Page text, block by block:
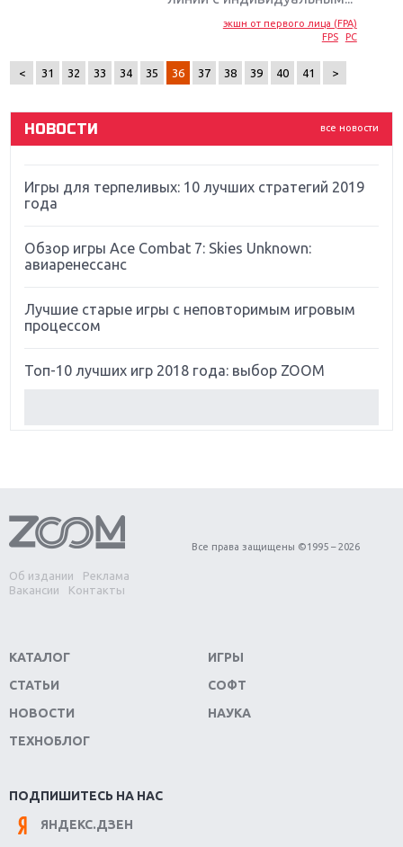
экшн от первого лица (FPA)
FPS
PC
< 31 32 33 34 35 36 37 38 39 40 41 >
все новости
НОВОСТИ
Новинки для Nintendo Switch: Labo, South Park и
Far Cry 5: хвалить нельзя ругать
Игры для терпеливых: 10 лучших стратегий 2019
года
Обзор игры Ace Combat 7: Skies Unknown:
авиаренессанс
Лучшие старые игры с неповторимым игровым
процессом
Топ-10 лучших игр 2018 года: выбор ZOOM
Обзор игры Forza Horizon 4: вершина эволюции
Две важных новинки для консолей: Spider-Man и
Divinity Original Sin 2
Switch
Обзор игры The Crew 2: покорение Америки
Важнейшие анонсы E3 2018
Крупнейшие релизы мая: Nintendo, Microsoft и
Об издании
Реклама
Вакансии
Контакты
Все права защищены ©1995 – 2026
КАТАЛОГ
СТАТЬИ
НОВОСТИ
ТЕХНОБЛОГ
ИГРЫ
СОФТ
НАУКА
ПОДПИШИТЕСЬ НА НАС
ЯНДЕКС.ДЗЕН